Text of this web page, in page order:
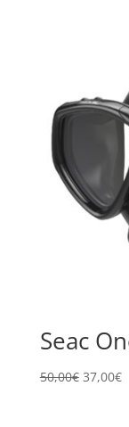
Seac
50,00€ Il
37,00€Il